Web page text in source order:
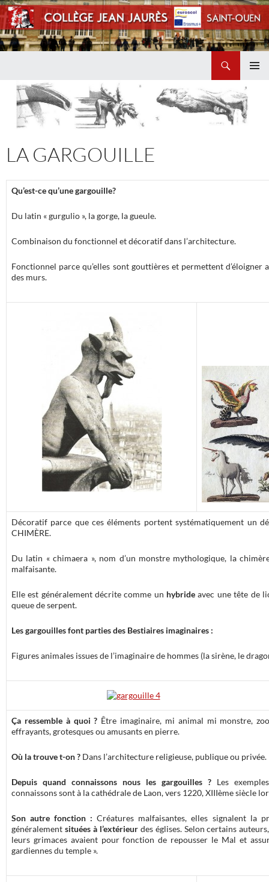
MENU
AU
CONTENU
LA GARGOUILLE
Qu’est-ce qu’une gargouille?
Du latin « gurgulio », la gorge, la gueule.
Combinaison du fonctionnel et décoratif dans l’architecture.
Fonctionnel parce qu’elles sont gouttières et permettent d’éloigner
des murs.
Décoratif parce que ces éléments portent systématiquement un
CHIMÈRE.
Du latin « chimaera », nom d’un monstre mythologique, la
malfaisante.
Elle est généralement décrite comme un hybrideavec une tête de
queue de serpent.
Les gargouilles font parties des Bestiaires imaginaires :
Figures animales issues de l’imaginaire de hommes (la sirène, le
Ça ressemble à quoi ? Être imaginaire, mi animal mi monstre,
effrayants, grotesques ou amusants en pierre.
Où la trouve t-on ? Dans l’architecture religieuse, publique ou privée.
Depuis quand connaissons nous les gargouilles ? Les
connaissons sont à la cathédrale de Laon, vers 1220, XIIIème siècle
Son autre fonction :Créatures malfaisantes, elles signalent la
généralement situées à l’extérieurdes églises. Selon certains
leurs grimaces avaient pour fonction de repousser le Mal et
gardiennes du temple ».